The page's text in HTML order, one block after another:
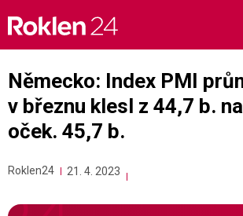
content
Německo: Index PMI
v březnu klesl z 44,7 b.
oček. 45,7 b.
Roklen24 21. 4. 2023